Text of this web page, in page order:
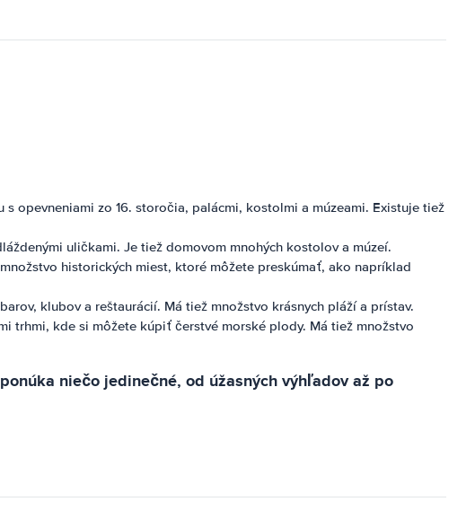
opevneniami zo 16. storočia, palácmi, kostolmi a múzeami. Existuje tiež
uličkami. Je tiež domovom mnohých kostolov a múzeí.
historických miest, ktoré môžete preskúmať, ako napríklad
klubov a reštaurácií. Má tiež množstvo krásnych pláží a prístav.
trhmi, kde si môžete kúpiť čerstvé morské plody. Má tiež množstvo
niečo jedinečné, od úžasných výhľadov až po